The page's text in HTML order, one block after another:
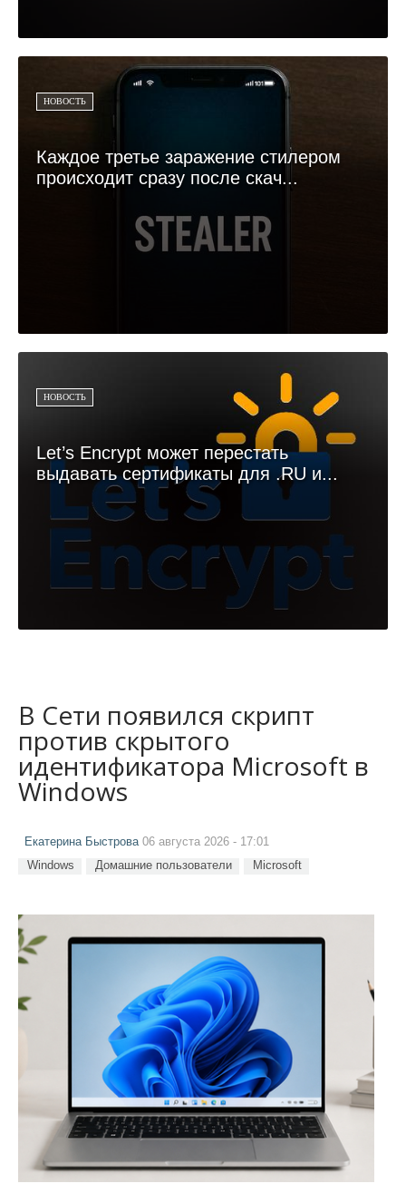
НОВОСТЬ
Каждое третье заражение стилером
происходит сразу после скач...
НОВОСТЬ
Let’s Encrypt может перестать
выдавать сертификаты для .RU и...
В Сети появился скрипт
против скрытого
идентификатора Microsoft в
Windows
Екатерина Быстрова06 августа 2026 - 17:01
Windows Домашние пользователи Microsoft